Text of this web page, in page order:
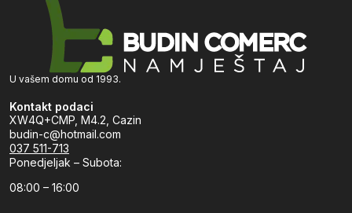
U vašem domu od 1993.
Kontakt podaci
XW4Q+CMP, M4.2, Cazin
budin-c@hotmail.com
037 511-713
Ponedjeljak – Subota:
08:00 – 16:00